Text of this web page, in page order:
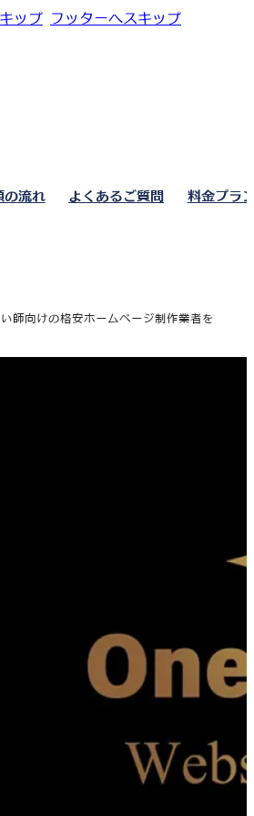
ップ フッターへスキップ
の流れ よくあるご質問 料金プラ
師向けの格安ホームページ制作業者を